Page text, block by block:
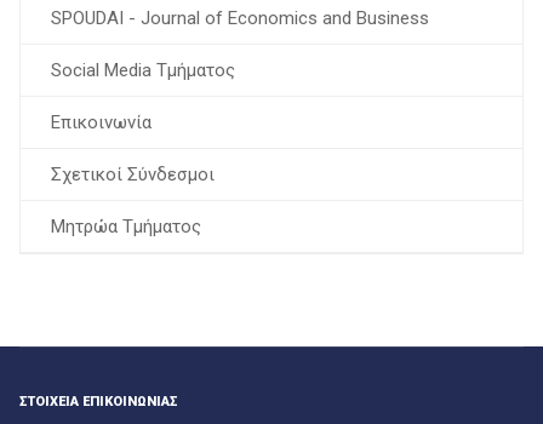
SPOUDAI - Journal of Economics and Business
Social Media Τμήματος
Επικοινωνία
Σχετικοί Σύνδεσμοι
Μητρώα Τμήματος
ΣΤΟΙΧΕΙΑ ΕΠΙΚΟΙΝΩΝΙΑΣ